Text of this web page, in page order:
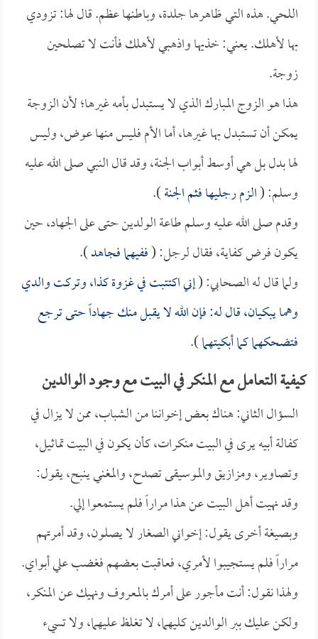
اللحي. هذه التي ظاهرها جلدة، وباطنها عظم. قال لها: تزودي
بها لأهلك. يعني: خذيها واذهبي لأهلك فأنت لا تصلحين
زوجة.
هذا هو الزوج المبارك الذي لا يستبدل بأمه غيرها؛ لأن الزوجة
يمكن أن تستبدل بها غيرها، أما الأم فليس منها عوض، وليس
لها بدل بل هي أوسط أبواب الجنة، وقد قال النبي صلى الله عليه
وسلم: (الزم رجليها فثم الجنة).
وقدم صلى الله عليه وسلم طاعة الولدين حتى على الجهاد، حين
يكون فرض كفاية، فقال لرجل: (ففيهما فجاهد).
ولما قال له الصحابي: (إني اكتتبت في غزوة كذا، وتركت والدي
وهما يبكيان، قال له: فإن الله لا يقبل منك جهاداً حتى ترجع
فتضحكهما كما أبكيتهما).
كيفية التعامل مع المنكر في البيت مع وجود الوالدين
السؤال الثاني: هناك بعض إخواننا من الشباب، ممن لا يزال في
كفالة أبيه يرى في البيت منكرات، كأن يكون في البيت تماثيل،
وتصاوير، ومزازيق والموسيقى تصدح، والمغني ينبح، يقول:
وقد نهيت أهل البيت عن هذا مراراً فلم يستمعوا إلي.
وبصيغة أخرى يقول: إخواني الصغار لا يصلون، وقد أمرتهم
مراراً فلم يستجيبوا لأمري، فعاقبت بعضهم فغضب علي أبواي.
ولهذا نقول: أنت مأجور على أمرك بالمعروف ونهيك عن المنكر،
ولكن عليك ببر الوالدين كليهما، لا تغلظ عليهما، ولا تسيء